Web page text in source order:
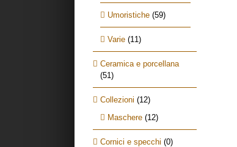
Umoristiche (59)
Varie (11)
Ceramica e porcellana
(51)
Collezioni (12)
Maschere (12)
Cornici e specchi (0)